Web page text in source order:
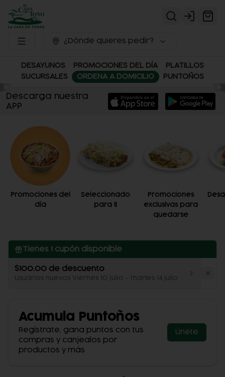
Login
¿Dónde quieres pedir?
DESAYUNOS PROMOCIONES DEL DÍA
PLATILLOS
SUCURSALES
ORDENA A DOMICILIO PUNTOÑOS
Descarga nuestra
APP
Promociones del
día
Seleccionado
para ti
Promociones
exclusivas para
quedarse
Tienes 1 cupón disponible
$100.00 de descuento
Usuarios nuevos Viernes 10 julio - martes 14 julio
Acumula Puntoños
Regístrate, gana puntos con tus
compras y canjealos por
productos y más
Únete